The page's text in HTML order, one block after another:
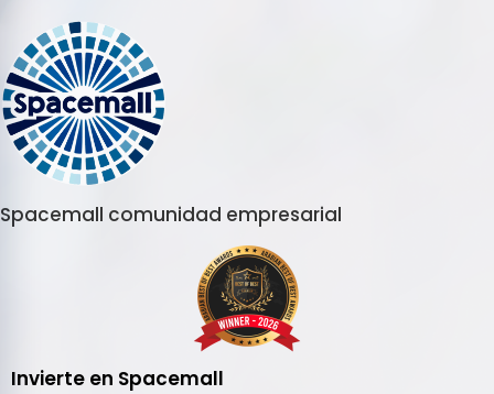
Spacemall comunidad empresarial
Invierte en Spacemall